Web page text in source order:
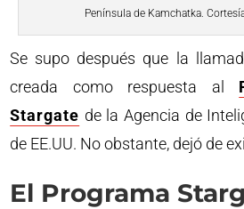
Península de Kamchatka.
Se supo después que la
creada como respuesta al
Stargate de la Agencia de
de EE.UU. No obstante, dejó de
El Programa